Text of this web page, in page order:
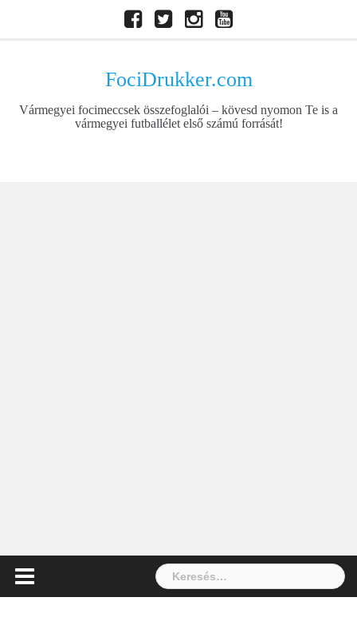
Facebook
TwitterInstagramYoutube
FociDrukker.com
Vármegyei focimeccsek összefoglalói – kövesd nyomon Te is a
vármegyei futballélet első számú forrását!
Keresés: